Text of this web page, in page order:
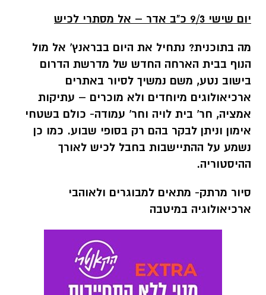
יום שישי 9/3 כ"ב אדר – אל מסתרי לכיש
מה בתוכנית? נתחיל את היום בבראנץ' אל מול
הנוף בבית הארחה החדש של מדרשת הדרום
בישוב נטע, משם נמשיך לסיור באתרים
ארכיאולוגים מיוחדים ולא מוכרים – עתיקות
אמציה, חר' בית לויה וחר' עמודה- כולם בשטחי
אימון וניתן לבקר בהם רק בסופי שבוע. כמו כן
נשמע על ההתיישבות בחבל לכיש לאורך
ההיסטוריה.
סיור מרתק- מתאים למבוגרים ולאוהבי
ארכיאולוגיה במיטבה